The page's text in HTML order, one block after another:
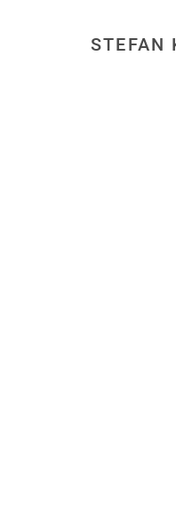
STEFAN